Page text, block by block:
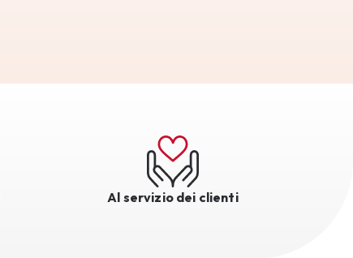
Al servizio dei clienti